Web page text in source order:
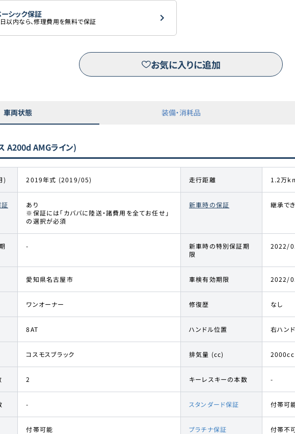
シック保証
以内なら、修理費用を無料で保証
お気に入りに追加
車両状態 装備・消耗品
A200d AMGライン)
) 2019年式 (2019/05) 走行距離 1.2万
証
あり
※保証には「カババに陸送・諸費用を全てお任せ」
の選択が必須
新車時の保証 継承で
-
新車時の特別保証期
限
2022/
愛知県名古屋市 車検有効期限 2022/
ワンオーナー 修復歴 なし
8AT ハンドル位置 右ハン
コスモスブラック 排気量 (cc) 2000cc
2 キーレスキーの本数 -
- スタンダード保証 付帯可
付帯可能 プラチナ保証 付帯不